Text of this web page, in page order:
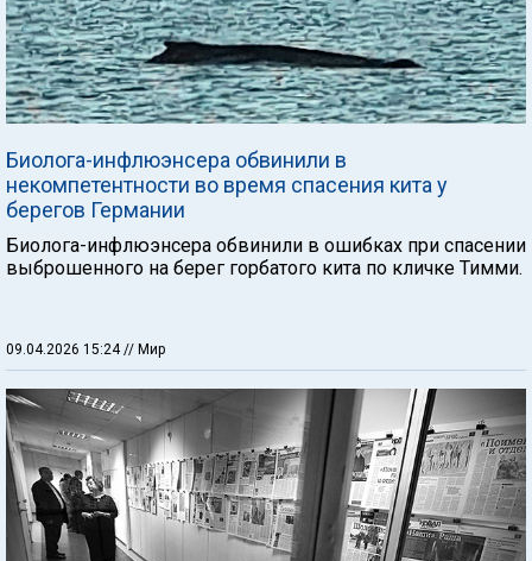
Биолога-инфлюэнсера обвинили в
некомпетентности во время спасения кита у
берегов Германии
Биолога-инфлюэнсера обвинили в ошибках при спасении
выброшенного на берег горбатого кита по кличке Тимми.
09.04.2026 15:24// Мир